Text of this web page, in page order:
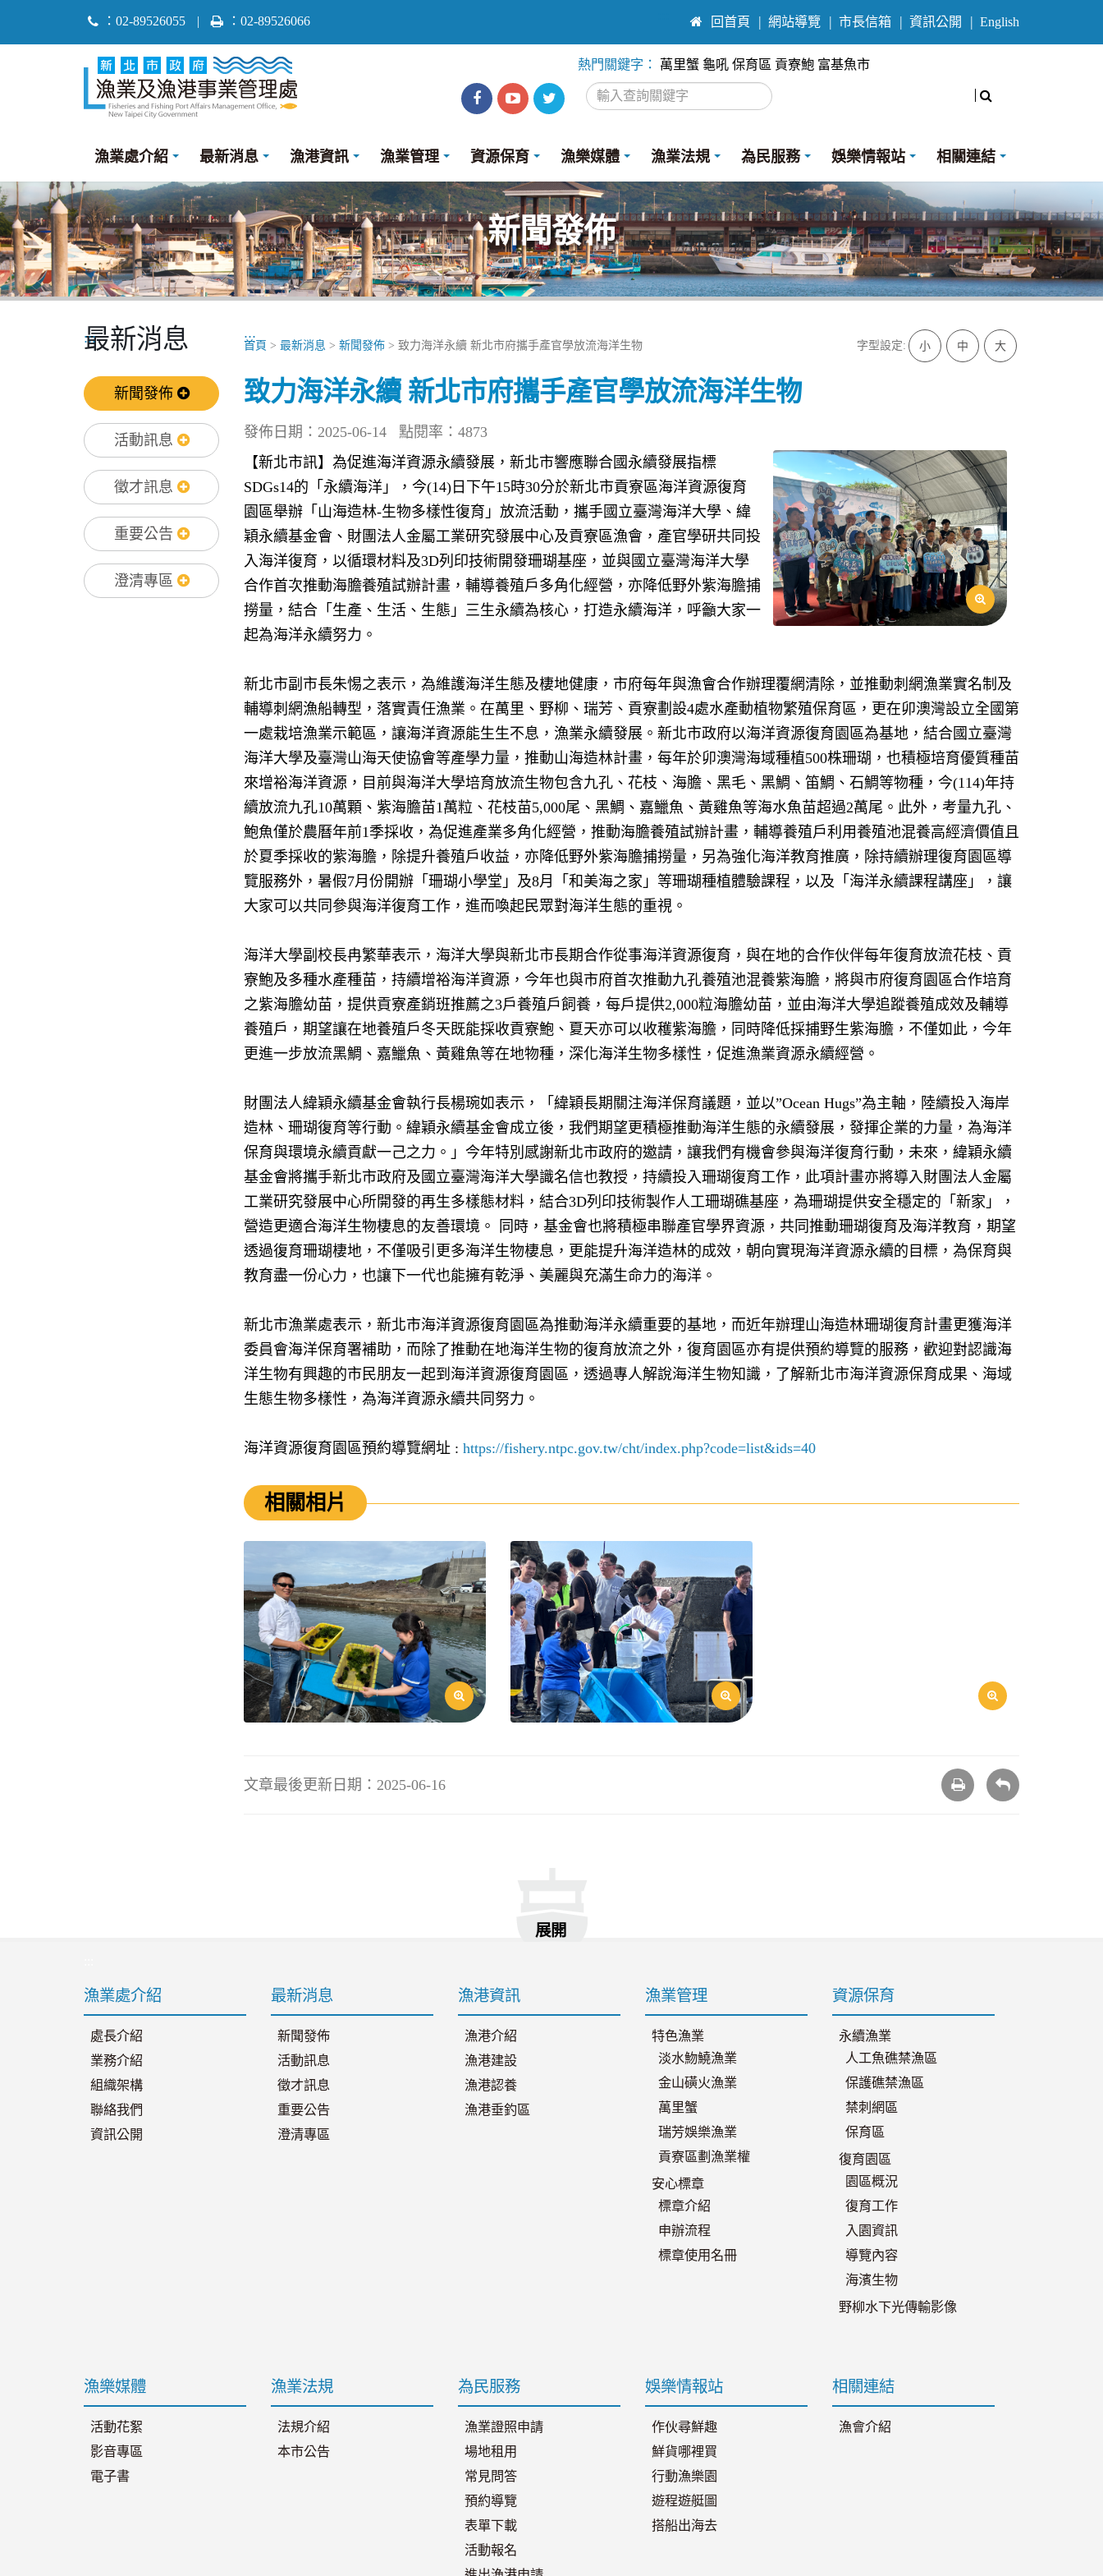
：02-89526055 | ：02-89526066 回首頁 網站導覽 市長信箱 資訊公開 English
漁
處
facebook
漁
處
youtube
Twitter
熱門關鍵字： 萬里蟹 龜吼 保育區 貢寮鮑 富基魚市
漁業處介紹 最新消息 漁港資訊 漁業管理 資源保育 漁樂媒體 漁業法規 為民服務 娛樂情報站 相關連結
新聞發佈
:::
最新消息
新聞發佈
活動訊息
徵才訊息
重要公告
澄清專區
:::
首頁 > 最新消息 > 新聞發佈 > 致力海洋永續 新北市府攜手產官學放流海洋生物 字型設定: 大
中
小
致力海洋永續 新北市府攜手產官學放流海洋生物
發佈日期：2025-06-14
點閱率：4873
【新北市訊】為促進海洋資源永續發展，新北市響應聯合國永續發展指標
SDGs14的「永續海洋」，今(14) 日下午15時30分於新北市貢寮區海洋資源復育
園區舉辦「山海造林-生物多樣性復育」放流活動，攜手國立臺灣海洋大學、緯
穎永續基金會、財團法人金屬工業研究發展中心及貢寮區漁會，產官學研共同投
入海洋復育，以循環材料及3D列印技術開發珊瑚基座，並與國立臺灣海洋大學
合作首次推動海膽養殖試辦計畫，輔導養殖戶多角化經營，亦降低野外紫海膽捕
撈量，結合「生產、生活、生態」三生永續為核心，打造永續海洋，呼籲大家一
起為海洋永續努力。
新北市副市長朱惕之表示，為維護海洋生態及棲地健康，市府每年與漁會合作辦理覆網清除，並推動刺網漁業實名制及
輔導刺網漁船轉型，落實責任漁業。在萬里、野柳、瑞芳、貢寮劃設4處水產動植物繁殖保育區，更在卯澳灣設立全國第
一處栽培漁業示範區，讓海洋資源能生生不息，漁業永續發展。新北市政府以海洋資源復育園區為基地，結合國立臺灣
海洋大學及臺灣山海天使協會等產學力量，推動山海造林計畫，每年於卯澳灣海域種植500株珊瑚，也積極培育優質種苗
來增裕海洋資源，目前與海洋大學培育放流生物包含九孔、花枝、海膽、黑毛、黑鯛、笛鯛、石鯛等物種，今(114)年持
續放流九孔10萬顆、紫海膽苗1萬粒、花枝苗5,000尾、黑鯛、嘉鱲魚、黃雞魚等海水魚苗超過2萬尾。此外，考量九孔、
鮑魚僅於農曆年前1季採收，為促進產業多角化經營，推動海膽養殖試辦計畫，輔導養殖戶利用養殖池混養高經濟價值且
於夏季採收的紫海膽，除提升養殖戶收益，亦降低野外紫海膽捕撈量，另為強化海洋教育推廣，除持續辦理復育園區導
覽服務外，暑假7月份開辦「珊瑚小學堂」及8月「和美海之家」等珊瑚種植體驗課程，以及「海洋永續課程講座」，讓
大家可以共同參與海洋復育工作，進而喚起民眾對海洋生態的重視。
海洋大學副校長冉繁華表示，海洋大學與新北市長期合作從事海洋資源復育，與在地的合作伙伴每年復育放流花枝、貢
寮鮑及多種水產種苗，持續增裕海洋資源，今年也與市府首次推動九孔養殖池混養紫海膽，將與市府復育園區合作培育
之紫海膽幼苗，提供貢寮產銷班推薦之3戶養殖戶飼養，每戶提供2,000粒海膽幼苗，並由海洋大學追蹤養殖成效及輔導
養殖戶，期望讓在地養殖戶冬天既能採收貢寮鮑、夏天亦可以收穫紫海膽，同時降低採捕野生紫海膽，不僅如此，今年
更進一步放流黑鯛、嘉鱲魚、黃雞魚等在地物種，深化海洋生物多樣性，促進漁業資源永續經營。
財團法人緯穎永續基金會執行長楊琬如表示，「緯穎長期關注海洋保育議題，並以”Ocean Hugs”為主軸，陸續投入海岸
造林、珊瑚復育等行動。緯穎永續基金會成立後，我們期望更積極推動海洋生態的永續發展，發揮企業的力量，為海洋
保育與環境永續貢獻一己之力。」今年特別感謝新北市政府的邀請，讓我們有機會參與海洋復育行動，未來，緯穎永續
基金會將攜手新北市政府及國立臺灣海洋大學識名信也教授，持續投入珊瑚復育工作，此項計畫亦將導入財團法人金屬
工業研究發展中心所開發的再生多樣態材料，結合3D列印技術製作人工珊瑚礁基座，為珊瑚提供安全穩定的「新家」，
營造更適合海洋生物棲息的友善環境。 同時，基金會也將積極串聯產官學界資源，共同推動珊瑚復育及海洋教育，期望
透過復育珊瑚棲地，不僅吸引更多海洋生物棲息，更能提升海洋造林的成效，朝向實現海洋資源永續的目標，為保育與
教育盡一份心力，也讓下一代也能擁有乾淨、美麗與充滿生命力的海洋。
新北市漁業處表示，新北市海洋資源復育園區為推動海洋永續重要的基地，而近年辦理山海造林珊瑚復育計畫更獲海洋
委員會海洋保育署補助，而除了推動在地海洋生物的復育放流之外，復育園區亦有提供預約導覽的服務，歡迎對認識海
洋生物有興趣的市民朋友一起到海洋資源復育園區，透過專人解說海洋生物知識，了解新北市海洋資源保育成果、海域
生態生物多樣性，為海洋資源永續共同努力。
海洋資源復育園區預約導覽網址 : https://fishery.ntpc.gov.tw/cht/index.php?code=list&ids=40
相關相片
文章最後更新日期：2025-06-16
列
回
展開
漁業處介紹
處長介紹
業務介紹
組織架構
聯絡我們
資訊公開
最新消息
新聞發佈
活動訊息
徵才訊息
重要公告
澄清專區
漁港資訊
漁港介紹
漁港建設
漁港認養
漁港垂釣區
漁業管理
特色漁業
淡水魩鱙漁業
金山磺火漁業
萬里蟹
瑞芳娛樂漁業
貢寮區劃漁業權
安心標章
標章介紹
申辦流程
標章使用名冊
資源保育
永續漁業
人工魚礁禁漁區
保護礁禁漁區
禁刺網區
保育區
復育園區
園區概況
復育工作
入園資訊
導覽內容
海濱生物
野柳水下光傳輸影像
漁樂媒體
活動花絮
影音專區
電子書
漁業法規
法規介紹
本市公告
為民服務
漁業證照申請
場地租用
常見問答
預約導覽
表單下載
活動報名
娛樂情報站
作伙尋鮮趣
鮮貨哪裡買
行動漁樂園
遊程遊艇圖
搭船出海去
相關連結
漁會介紹